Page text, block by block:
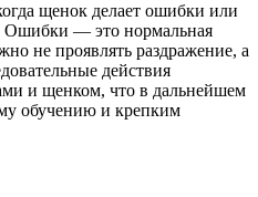
щенок делает ошибки или
Ошибки — это нормальная
не проявлять раздражение, а
действия
и щенком, что в дальнейшем
обучению и крепким